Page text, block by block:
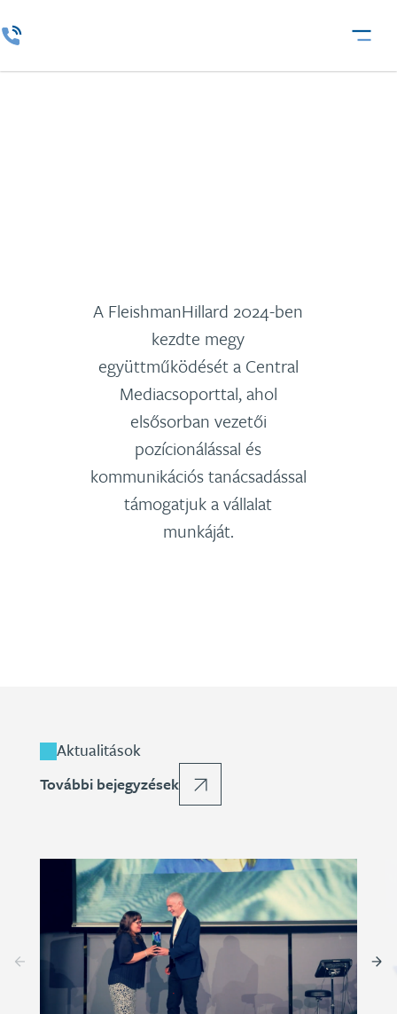
A FleishmanHillard 2024-ben
kezdte megy
együttműködését a Central
Mediacsoporttal, ahol
elsősorban vezetői
pozícionálással és
kommunikációs tanácsadással
támogatjuk a vállalat
munkáját.
Aktualitások
További bejegyzések